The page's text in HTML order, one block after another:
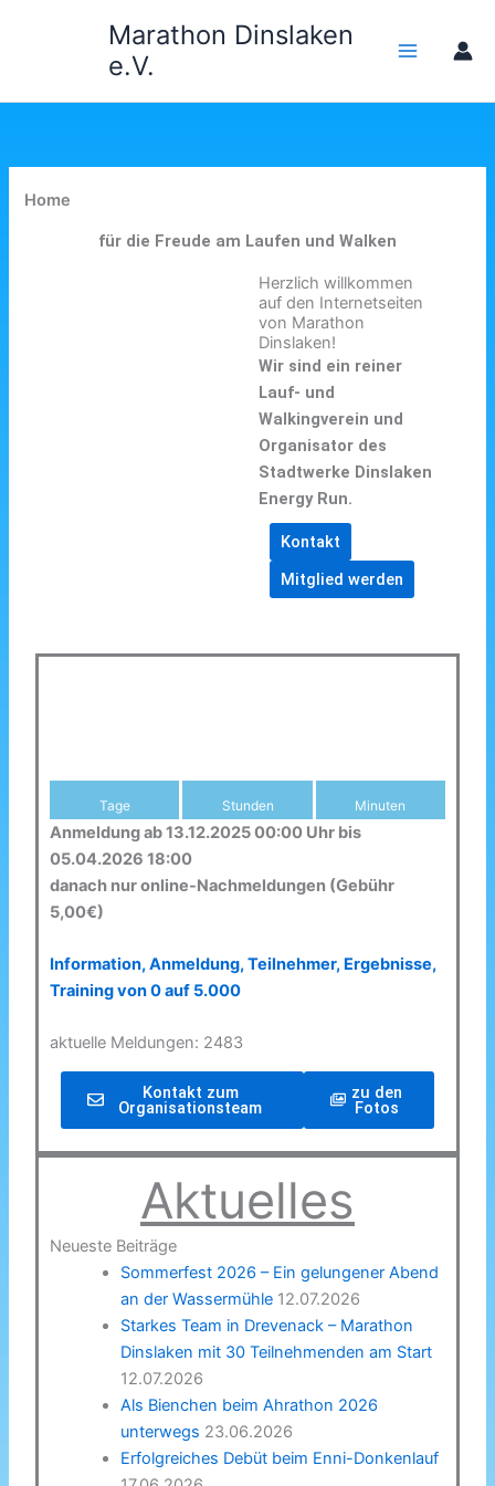
Marathon Dinslaken
e.V.
Home
für die Freude am Laufen und Walken
Herzlich willkommen
auf den Internetseiten
von Marathon
Dinslaken!
Wir sind ein reiner
Lauf- und
Walkingverein und
Organisator des
Stadtwerke Dinslaken
Energy Run.
Kontakt
Mitglied werden
Tage Stunden Minuten
Anmeldung ab 13.12.2025 00:00 Uhr bis
05.04.2026 18:00
danach nur online-Nachmeldungen (Gebühr
5,00€)
Information, Anmeldung, Teilnehmer, Ergebnisse,
Training von 0 auf 5.000
aktuelle Meldungen: 2483
Kontakt zum
Organisationsteam
zu den
Fotos
Aktuelles
Neueste Beiträge
Sommerfest 2026 – Ein gelungener Abend
an der Wassermühle 12.07.2026
Starkes Team in Drevenack – Marathon
Dinslaken mit 30 Teilnehmenden am Start
12.07.2026
Als Bienchen beim Ahrathon 2026
unterwegs 23.06.2026
Erfolgreiches Debüt beim Enni-Donkenlauf